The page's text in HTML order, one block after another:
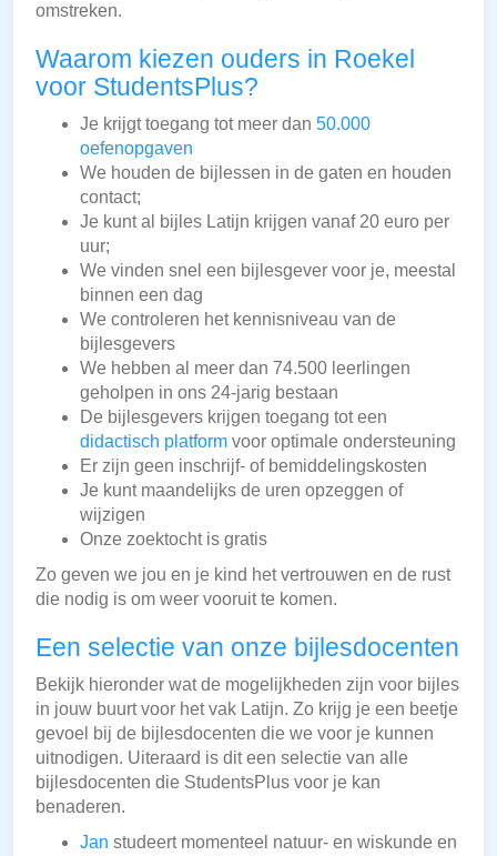
omstreken.
Waarom kiezen ouders in Roekel
voor StudentsPlus?
Je krijgt toegang tot meer dan 50.000
oefenopgaven
We houden de bijlessen in de gaten en houden
contact;
Je kunt al bijles Latijn krijgen vanaf 20 euro per
uur;
We vinden snel een bijlesgever voor je, meestal
binnen een dag
We controleren het kennisniveau van de
bijlesgevers
We hebben al meer dan 74.500 leerlingen
geholpen in ons 24-jarig bestaan
De bijlesgevers krijgen toegang tot een
didactisch platform voor optimale ondersteuning
Er zijn geen inschrijf- of bemiddelingskosten
Je kunt maandelijks de uren opzeggen of
wijzigen
Onze zoektocht is gratis
Zo geven we jou en je kind het vertrouwen en de rust
die nodig is om weer vooruit te komen.
Een selectie van onze bijlesdocenten
Bekijk hieronder wat de mogelijkheden zijn voor bijles
in jouw buurt voor het vak Latijn. Zo krijg je een beetje
gevoel bij de bijlesdocenten die we voor je kunnen
uitnodigen. Uiteraard is dit een selectie van alle
bijlesdocenten die StudentsPlus voor je kan
benaderen.
Jan studeert momenteel natuur- en wiskunde en